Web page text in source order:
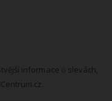
informace o slevách,